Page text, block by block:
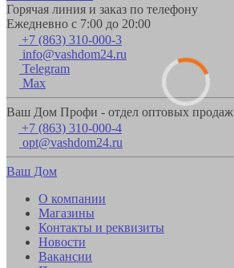
Горячая линия и заказ по телефону
Ежедневно с 7:00 до 20:00
+7 (863) 310-000-3
info@vashdom24.ru
Telegram
Max
Ваш Дом Профи - отдел оптовых продаж
+7 (863) 310-000-4
opt@vashdom24.ru
Ваш Дом
О компании
Магазины
Контакты и реквизиты
Новости
Вакансии